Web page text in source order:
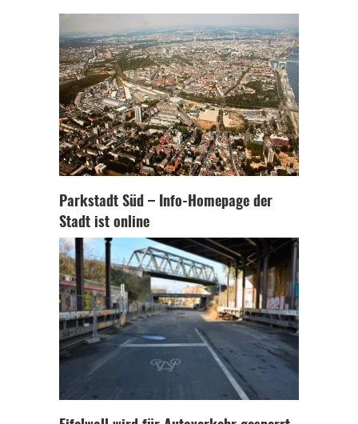
Parkstadt Süd – Info-Homepage der
Stadt ist online